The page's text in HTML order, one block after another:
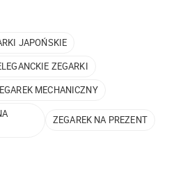
JAPOŃSKIE
ZEGARKI
MECHANICZNY
ZEGAREK NA PREZENT